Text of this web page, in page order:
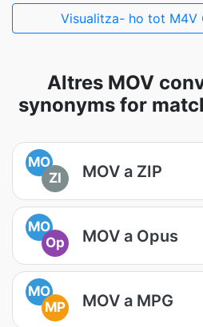
Visualitza- ho tot
Altres MOV
synonyms for
MO
ZI
MOV a ZIP
MO
Op
MOV a Opus
MO
MP
MOV a MPG